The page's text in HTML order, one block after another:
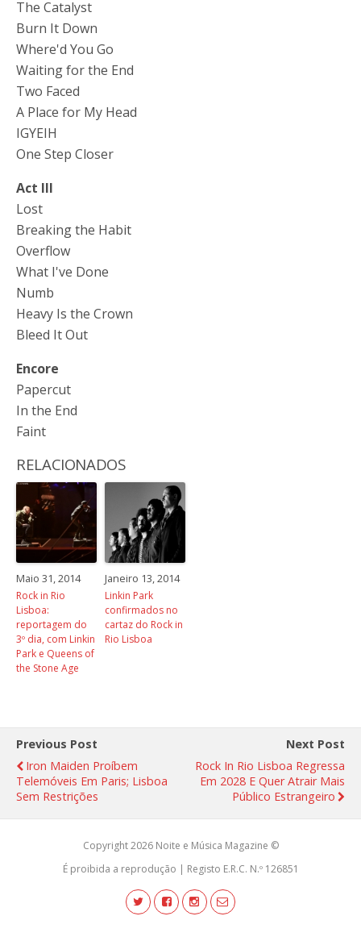
The Catalyst
Burn It Down
Where'd You Go
Waiting for the End
Two Faced
A Place for My Head
IGYEIH
One Step Closer
Act III
Lost
Breaking the Habit
Overflow
What I've Done
Numb
Heavy Is the Crown
Bleed It Out
Encore
Papercut
In the End
Faint
RELACIONADOS
Maio 31, 2014
Rock in Rio
Lisboa:
reportagem do
3º dia, com Linkin
Park e Queens of
the Stone Age
Janeiro 13, 2014
Linkin Park
confirmados no
cartaz do Rock in
Rio Lisboa
Previous Post
Iron Maiden Proíbem
Telemóveis Em Paris; Lisboa
Sem Restrições
Next Post
Rock In Rio Lisboa Regressa
Em 2028 E Quer Atrair Mais
Público Estrangeiro
Copyright 2026 Noite e Música Magazine ©
É proibida a reprodução | Registo E.R.C. N.º 126851